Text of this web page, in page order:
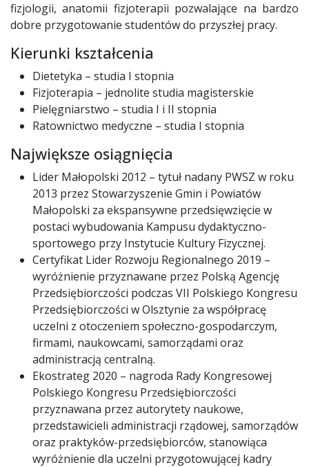
fizjologii, anatomii fizjoterapii pozwalające na bardzo
dobre przygotowanie studentów do przyszłej pracy.
Kierunki kształcenia
Dietetyka – studia I stopnia
Fizjoterapia – jednolite studia magisterskie
Pielęgniarstwo – studia I i II stopnia
Ratownictwo medyczne – studia I stopnia
Największe osiągnięcia
Lider Małopolski 2012 – tytuł nadany PWSZ w roku
2013 przez Stowarzyszenie Gmin i Powiatów
Małopolski za ekspansywne przedsięwzięcie w
postaci wybudowania Kampusu dydaktyczno-
sportowego przy Instytucie Kultury Fizycznej.
Certyfikat Lider Rozwoju Regionalnego 2019 –
wyróżnienie przyznawane przez Polską Agencję
Przedsiębiorczości podczas VII Polskiego Kongresu
Przedsiębiorczości w Olsztynie za współpracę
uczelni z otoczeniem społeczno-gospodarczym,
firmami, naukowcami, samorządami oraz
administracją centralną.
Ekostrateg 2020 – nagroda Rady Kongresowej
Polskiego Kongresu Przedsiębiorczości
przyznawana przez autorytety naukowe,
przedstawicieli administracji rządowej, samorządów
oraz praktyków-przedsiębiorców, stanowiąca
wyróżnienie dla uczelni przygotowującej kadry